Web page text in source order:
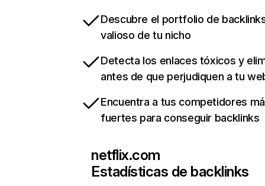
Descubre el portfolio de
valioso de tu nicho
Detecta los enlaces tóxicos y
antes de que perjudiquen a tu
Encuentra a tus competidores
fuertes para conseguir backlinks
netflix.com
Estadísticas de backlinks